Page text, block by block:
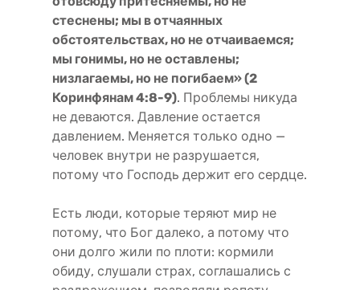
стеснены; мы в отчаянных
обстоятельствах, но не отчаиваемся;
мы гонимы, но не оставлены;
низлагаемы, но не погибаем» (2
Коринфянам 4:8-9). Проблемы никуда
не деваются. Давление остается
давлением. Меняется только одно —
человек внутри не разрушается,
потому что Господь держит его сердце.
Есть люди, которые теряют мир не
потому, что Бог далеко, а потому что
они долго жили по плоти: кормили
обиду, слушали страх, соглашались с